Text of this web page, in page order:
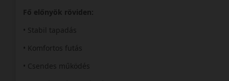
Fő előnyök röviden:
• Stabil tapadás
• Komfortos futás
• Csendes működés